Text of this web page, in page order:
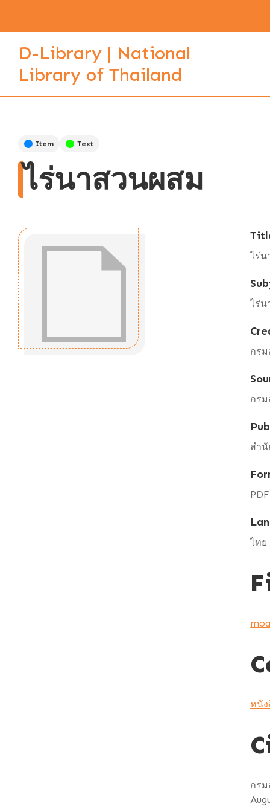
D-Library | National
Library of Thailand
Item Text
ไร่นาสวนผสม
ไร่น
ไร่น
กรม
กรม
สำ
PDF
ไทย
หนัง
กรม